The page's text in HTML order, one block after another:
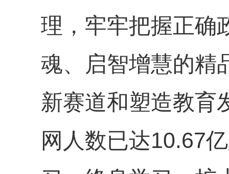
理，牢牢把握正确
魂、启智增慧的精
新赛道和塑造教育
网人数已达10.67